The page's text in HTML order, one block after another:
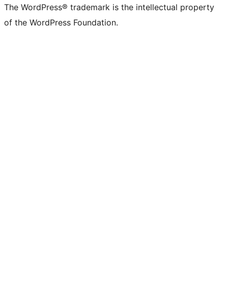
The WordPress® trademark is the intellectual property
of the WordPress Foundation.